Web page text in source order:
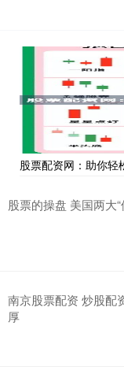
股票配资网：助你轻
股票的操盘 美国两大
南京股票配资 炒股配
厚